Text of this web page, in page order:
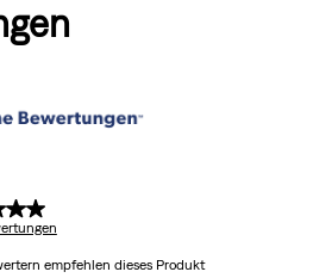
empfehlen dieses Produkt